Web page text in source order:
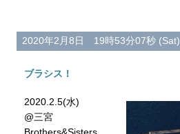
2020年2月8日 19時53分07秒 (Sat)
ブラシス！
2020.2.5(水)
@三宮